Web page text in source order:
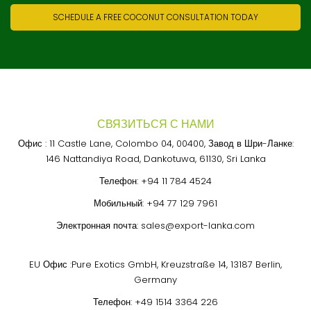
SCHEDULE A FREE COCONUT CONSULTATION TODAY
СВЯЗИТЬСЯ С НАМИ
Офис : 11 Castle Lane, Colombo 04, 00400, Завод в Шри-Ланке:
146 Nattandiya Road, Dankotuwa, 61130, Sri Lanka
Телефон: +94 11 784 4524
Мобильный: +94 77 129 7961
Электронная почта: sales@export-lanka.com
EU Офис :Pure Exotics GmbH, Kreuzstraße 14, 13187 Berlin,
Germany
Телефон: +49 1514 3364 226